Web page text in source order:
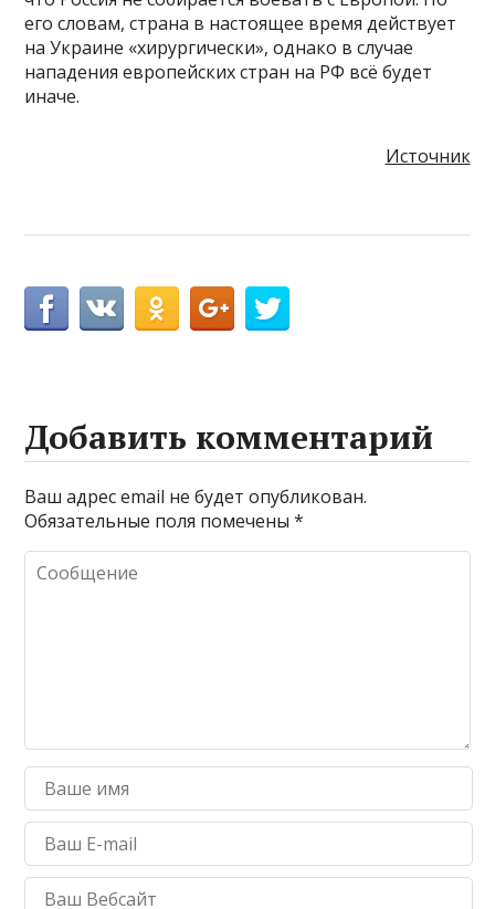
его словам, страна в настоящее время действует
на Украине «хирургически», однако в случае
нападения европейских стран на РФ всё будет
иначе.
Источник
Добавить комментарий
Ваш адрес email не будет опубликован.
Обязательные поля помечены*